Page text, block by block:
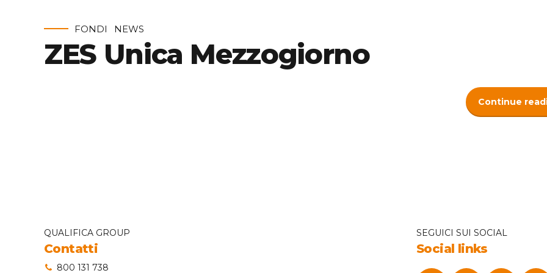
FONDI NEWS
ZES Unica Mezzogiorno
Continue
QUALIFICA GROUP
Contatti
800 131 738
SEGUICI SUI SOCIAL
Social links